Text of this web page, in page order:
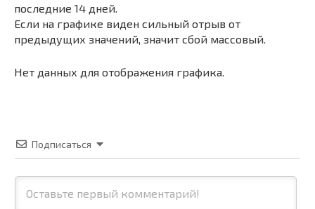
последние 14 дней.
Если на графике виден сильный отрыв от
предыдущих значений, значит сбой массовый.
Нет данных для отображения графика.
Подписаться